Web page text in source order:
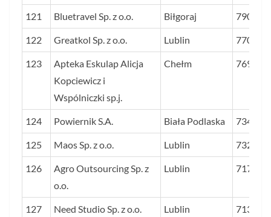
121 Bluetravel Sp. z o.o. Biłgoraj 790
122 Greatkol Sp. z o.o. Lublin 770
123
Apteka Eskulap Alicja
Kopciewicz i
Wspólniczki sp.j.
Chełm 769
124 Powiernik S.A. Biała Podlaska 734
125 Maos Sp. z o.o. Lublin 732
126
Agro Outsourcing Sp. z
o.o.
Lublin 717
127 Need Studio Sp. z o.o. Lublin 713